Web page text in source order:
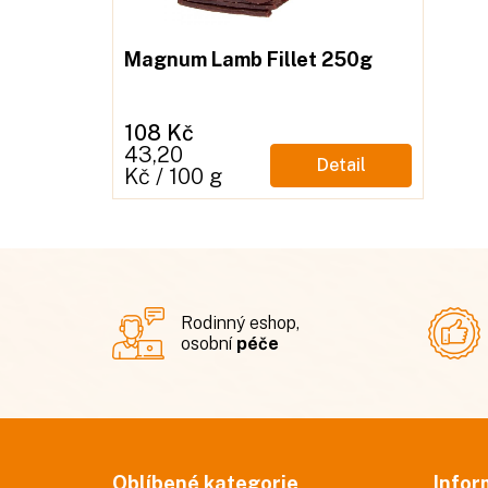
Magnum Lamb Fillet 250g
108 Kč
Měrná
cena:
43,20
Kč / 100 g
Detail
Rodinný eshop,
osobní péče